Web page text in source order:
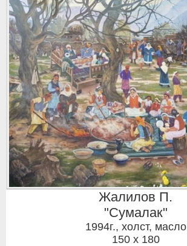
Жалилов П.
"Сумалак"
1994г., холст, масло
150 x 180